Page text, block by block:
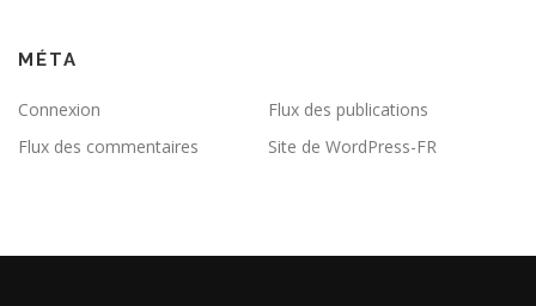
MÉTA
Connexion
Flux des publications
Flux des commentaires
Site de WordPress-FR